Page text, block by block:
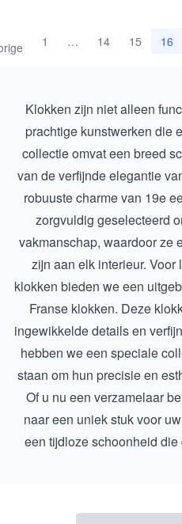
1 … 14 15 16
Klokken zijn niet alleen
prachtige kunstwerken die
collectie omvat een breed
van de verfijnde elegantie
robuuste charme van 19e
zorgvuldig geselecteerd
vakmanschap, waardoor ze
zijn aan elk interieur.
klokken bieden we een
Franse klokken. Deze
ingewikkelde details en
hebben we een speciale
staan om hun precisie en
Of u nu een verzamelaar
naar een uniek stuk voor
een tijdloze schoonheid